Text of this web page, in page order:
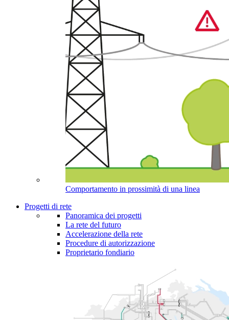
Comportamento in prossimità di una linea
Progetti di rete
Panoramica dei progetti
La rete del futuro
Accelerazione della rete
Procedure di autorizzazione
Proprietario fondiario